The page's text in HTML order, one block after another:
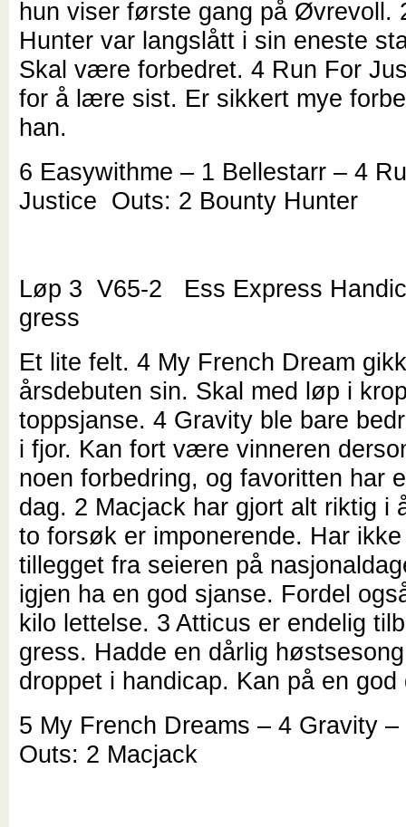
hun viser første gang på Øvrevoll.
Hunter var langslått i sin eneste
Skal være forbedret. 4 Run For
for å lære sist. Er sikkert mye
han.
6 Easywithme – 1 Bellestarr – 4
Justice Outs: 2 Bounty Hunter
Løp 3 V65-2 Ess Express
gress
Et lite felt. 4 My French Dream
årsdebuten sin. Skal med løp i
toppsjanse. 4 Gravity ble bare
i fjor. Kan fort være vinneren
noen forbedring, og favoritten har
dag. 2 Macjack har gjort alt riktig i
to forsøk er imponerende. Har
tillegget fra seieren på
igjen ha en god sjanse. Fordel
kilo lettelse. 3 Atticus er endelig
gress. Hadde en dårlig
droppet i handicap. Kan på en god
5 My French Dreams – 4 Gravity
Outs: 2 Macjack